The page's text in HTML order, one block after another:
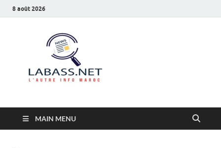
8 août 2026
MAIN MENU